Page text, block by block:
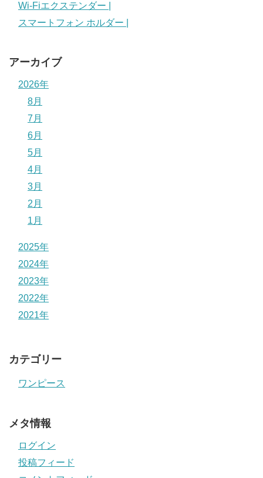
Wi-Fiエクステンダー |
スマートフォン ホルダー |
アーカイブ
2026年
8月
7月
6月
5月
4月
3月
2月
1月
2025年
2024年
2023年
2022年
2021年
カテゴリー
ワンピース
メタ情報
ログイン
投稿フィード